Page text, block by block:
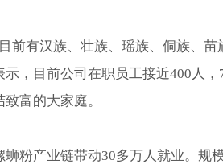
前有汉族、壮族、瑶族、侗族、
示，目前公司在职员工接近400人
富的大家庭。
蛳粉产业链带动30多万人就业。规